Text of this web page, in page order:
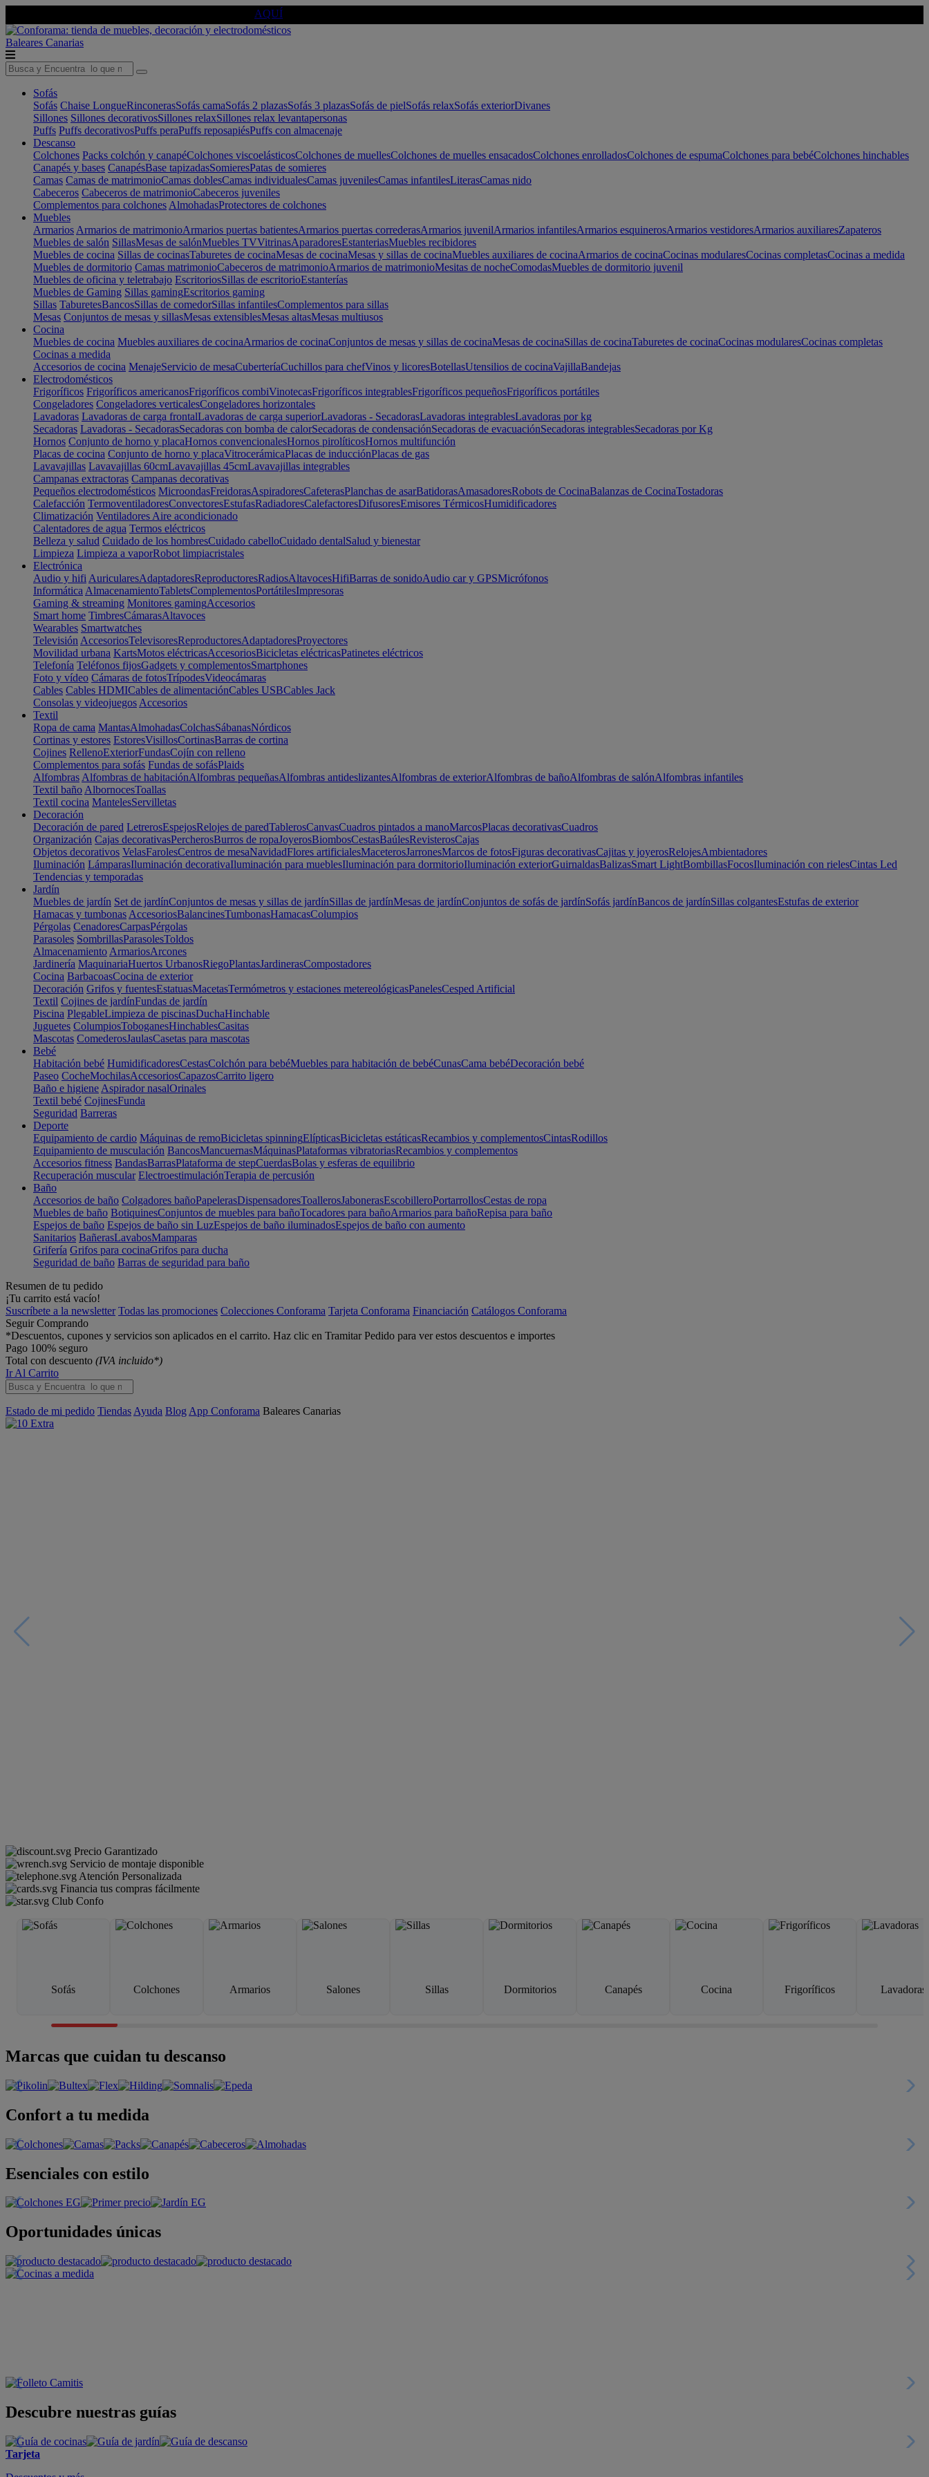
AQUÍ
Baleares Canarias
Sofás
Sofás Chaise LongueRinconerasSofás camaSofás 2 plazasSofás 3 plazasSofás de pielSofás relaxSofás exteriorDivanes
Sillones Sillones decorativosSillones relaxSillones relax levantapersonas
Puffs Puffs decorativosPuffs peraPuffs reposapiésPuffs con almacenaje
Descanso
Colchones Packs colchón y canapéColchones viscoelásticosColchones de muellesColchones de muelles ensacadosColchones enrolladosColchones de espumaColchones para bebéColchones hinchables
Canapés y bases CanapésBase tapizadasSomieresPatas de somieres
Camas Camas de matrimonioCamas doblesCamas individualesCamas juvenilesCamas infantilesLiterasCamas nido
Cabeceros Cabeceros de matrimonioCabeceros juveniles
Complementos para colchones AlmohadasProtectores de colchones
Muebles
Armarios Armarios de matrimonioArmarios puertas batientesArmarios puertas correderasArmarios juvenilArmarios infantilesArmarios esquinerosArmarios vestidoresArmarios auxiliaresZapateros
Muebles de salón SillasMesas de salónMuebles TVVitrinasAparadoresEstanteriasMuebles recibidores
Muebles de cocina Sillas de cocinasTaburetes de cocinaMesas de cocinaMesas y sillas de cocinaMuebles auxiliares de cocinaArmarios de cocinaCocinas modularesCocinas completasCocinas a medida
Muebles de dormitorio Camas matrimonioCabeceros de matrimonioArmarios de matrimonioMesitas de nocheComodasMuebles de dormitorio juvenil
Muebles de oficina y teletrabajo EscritoriosSillas de escritorioEstanterías
Muebles de Gaming Sillas gamingEscritorios gaming
Sillas TaburetesBancosSillas de comedorSillas infantilesComplementos para sillas
Mesas Conjuntos de mesas y sillasMesas extensiblesMesas altasMesas multiusos
Cocina
Muebles de cocina Muebles auxiliares de cocinaArmarios de cocinaConjuntos de mesas y sillas de cocinaMesas de cocinaSillas de cocinaTaburetes de cocinaCocinas modularesCocinas completas
Cocinas a medida
Accesorios de cocina MenajeServicio de mesaCuberteríaCuchillos para chefVinos y licoresBotellasUtensilios de cocinaVajillaBandejas
Electrodomésticos
Frigoríficos Frigoríficos americanosFrigoríficos combiVinotecasFrigoríficos integrablesFrigoríficos pequeñosFrigoríficos portátiles
Congeladores Congeladores verticalesCongeladores horizontales
Lavadoras Lavadoras de carga frontalLavadoras de carga superiorLavadoras - SecadorasLavadoras integrablesLavadoras por kg
Secadoras Lavadoras - SecadorasSecadoras con bomba de calorSecadoras de condensaciónSecadoras de evacuaciónSecadoras integrablesSecadoras por Kg
Hornos Conjunto de horno y placaHornos convencionalesHornos pirolíticosHornos multifunción
Placas de cocina Conjunto de horno y placaVitrocerámicaPlacas de inducciónPlacas de gas
Lavavajillas Lavavajillas 60cmLavavajillas 45cmLavavajillas integrables
Campanas extractoras Campanas decorativas
Pequeños electrodomésticos MicroondasFreidorasAspiradoresCafeterasPlanchas de asarBatidorasAmasadoresRobots de CocinaBalanzas de CocinaTostadoras
Calefacción TermoventiladoresConvectoresEstufasRadiadoresCalefactoresDifusoresEmisores TérmicosHumidificadores
Climatización Ventiladores Aire acondicionado
Calentadores de agua Termos eléctricos
Belleza y salud Cuidado de los hombresCuidado cabelloCuidado dentalSalud y bienestar
Limpieza Limpieza a vaporRobot limpiacristales
Electrónica
Audio y hifi AuricularesAdaptadoresReproductoresRadiosAltavocesHifiBarras de sonidoAudio car y GPSMicrófonos
Informática AlmacenamientoTabletsComplementosPortátilesImpresoras
Gaming & streaming Monitores gamingAccesorios
Smart home TimbresCámarasAltavoces
Wearables Smartwatches
Televisión AccesoriosTelevisoresReproductoresAdaptadoresProyectores
Movilidad urbana KartsMotos eléctricasAccesoriosBicicletas eléctricasPatinetes eléctricos
Telefonía Teléfonos fijosGadgets y complementosSmartphones
Foto y vídeo Cámaras de fotosTrípodesVideocámaras
Cables Cables HDMICables de alimentaciónCables USBCables Jack
Consolas y videojuegos Accesorios
Textil
Ropa de cama MantasAlmohadasColchasSábanasNórdicos
Cortinas y estores EstoresVisillosCortinasBarras de cortina
Cojines RellenoExteriorFundasCojín con relleno
Complementos para sofás Fundas de sofásPlaids
Alfombras Alfombras de habitaciónAlfombras pequeñasAlfombras antideslizantesAlfombras de exteriorAlfombras de bañoAlfombras de salónAlfombras infantiles
Textil baño AlbornocesToallas
Textil cocina MantelesServilletas
Decoración
Decoración de pared LetrerosEspejosRelojes de paredTablerosCanvasCuadros pintados a manoMarcosPlacas decorativasCuadros
Organización Cajas decorativasPercherosBurros de ropaJoyerosBiombosCestasBaúlesRevisterosCajas
Objetos decorativos VelasFarolesCentros de mesaNavidadFlores artificialesMaceterosJarronesMarcos de fotosFiguras decorativasCajitas y joyerosRelojesAmbientadores
Iluminación LámparasIluminación decorativaIluminación para mueblesIluminación para dormitorioIluminación exteriorGuirnaldasBalizasSmart LightBombillasFocosIluminación con rielesCintas Led
Tendencias y temporadas
Jardín
Muebles de jardín Set de jardínConjuntos de mesas y sillas de jardínSillas de jardínMesas de jardínConjuntos de sofás de jardínSofás jardínBancos de jardínSillas colgantesEstufas de exterior
Hamacas y tumbonas AccesoriosBalancinesTumbonasHamacasColumpios
Pérgolas CenadoresCarpasPérgolas
Parasoles SombrillasParasolesToldos
Almacenamiento ArmariosArcones
Jardinería MaquinariaHuertos UrbanosRiegoPlantasJardinerasCompostadores
Cocina BarbacoasCocina de exterior
Decoración Grifos y fuentesEstatuasMacetasTermómetros y estaciones metereológicasPanelesCesped Artificial
Textil Cojines de jardínFundas de jardín
Piscina PlegableLimpieza de piscinasDuchaHinchable
Juguetes ColumpiosToboganesHinchablesCasitas
Mascotas ComederosJaulasCasetas para mascotas
Bebé
Habitación bebé HumidificadoresCestasColchón para bebéMuebles para habitación de bebéCunasCama bebéDecoración bebé
Paseo CocheMochilasAccesoriosCapazosCarrito ligero
Baño e higiene Aspirador nasalOrinales
Textil bebé CojinesFunda
Seguridad Barreras
Deporte
Equipamiento de cardio Máquinas de remoBicicletas spinningElípticasBicicletas estáticasRecambios y complementosCintasRodillos
Equipamiento de musculación BancosMancuernasMáquinasPlataformas vibratoriasRecambios y complementos
Accesorios fitness BandasBarrasPlataforma de stepCuerdasBolas y esferas de equilibrio
Recuperación muscular ElectroestimulaciónTerapia de percusión
Baño
Accesorios de baño Colgadores bañoPapelerasDispensadoresToallerosJabonerasEscobilleroPortarrollosCestas de ropa
Muebles de baño BotiquinesConjuntos de muebles para bañoTocadores para bañoArmarios para bañoRepisa para baño
Espejos de baño Espejos de baño sin LuzEspejos de baño iluminadosEspejos de baño con aumento
Sanitarios BañerasLavabosMamparas
Grifería Grifos para cocinaGrifos para ducha
Seguridad de baño Barras de seguridad para baño
Resumen de tu pedido
¡Tu carrito está vacío!
Suscríbete a la newsletter Todas las promociones Colecciones Conforama Tarjeta Conforama Financiación Catálogos Conforama
Seguir Comprando
*Descuentos, cupones y servicios son aplicados en el carrito. Haz clic en Tramitar Pedido para ver estos descuentos e importes
Pago 100% seguro
Total con descuento (IVA incluido*)
Ir Al Carrito
Estado de mi pedido Tiendas Ayuda Blog App Conforama Baleares Canarias
Precio Garantizado
Servicio de montaje disponible
Atención Personalizada
Financia tus compras fácilmente
Club Confo
Sofás Colchones Armarios Salones Sillas Dormitorios Canapés Cocina Frigoríficos Lavadoras
Marcas que cuidan tu descanso
Confort a tu medida
Esenciales con estilo
Oportunidades únicas
Descubre nuestras guías
Tarjeta